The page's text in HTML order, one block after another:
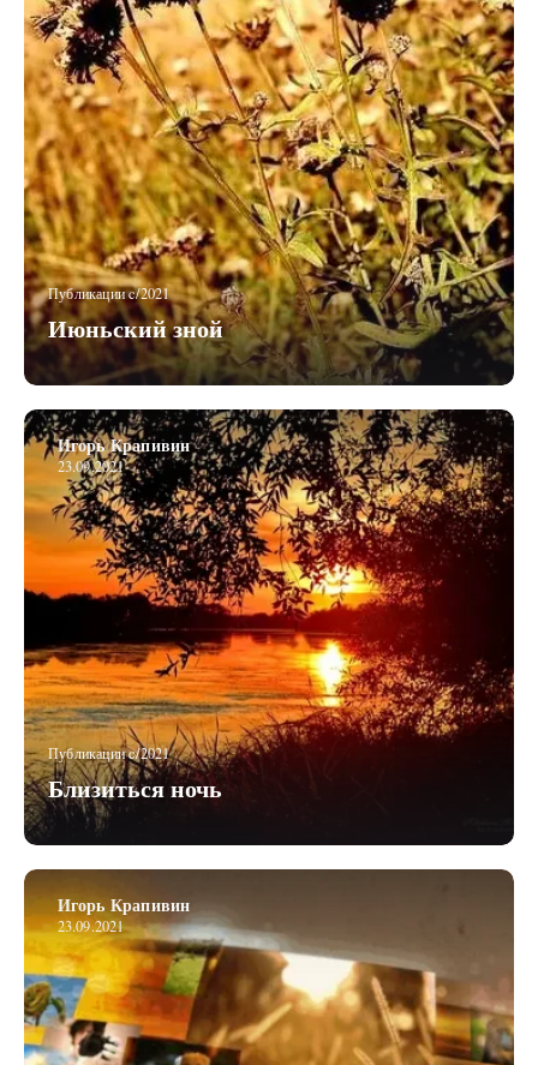
Публикации c/2021
Июньский зной
Публикации c/2021
Близиться ночь
Игорь Крапивин
23.09.2021
Игорь Крапивин
23.09.2021